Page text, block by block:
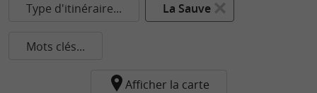
Type d'itinéraire... La Sauve
Mots clés...
Afficher la carte